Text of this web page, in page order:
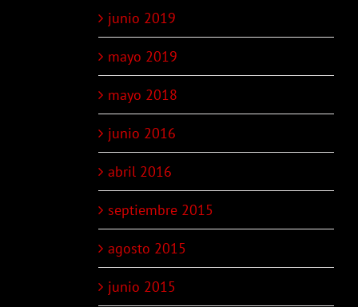
junio 2019
mayo 2019
mayo 2018
junio 2016
abril 2016
septiembre 2015
agosto 2015
junio 2015